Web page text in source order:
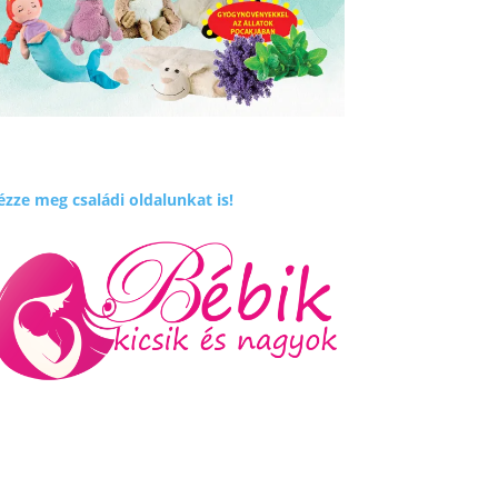
meg családi oldalunkat is!